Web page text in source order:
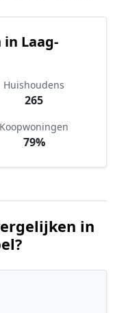
Laag-
Huishoudens
265
Koopwoningen
79%
in